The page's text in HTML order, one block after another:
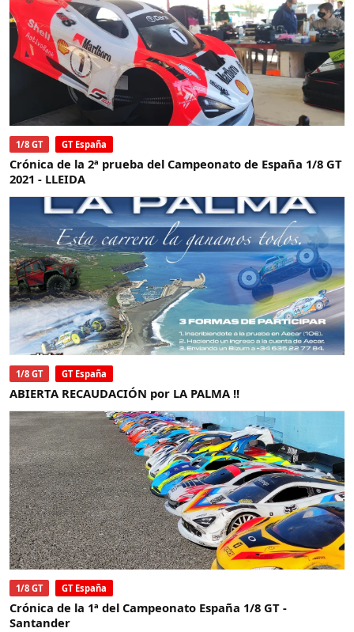
1/8 GT GT España
Crónica de la 2ª prueba del Campeonato de España 1/8 GT
2021 - LLEIDA
1/8 GT GT España
ABIERTA RECAUDACIÓN por LA PALMA !!
1/8 GT GT España
Crónica de la 1ª del Campeonato España 1/8 GT -
Santander